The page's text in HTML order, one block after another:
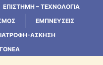
ΕΠΙΣΤΗΜΗ – ΤΕΧΝΟΛΟΓΙΑ
ΕΜΠΝΕΥΣΕΙΣ
ΑΣΚΗΣΗ